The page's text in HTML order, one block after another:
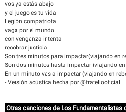
vos ya estás abajo
y el juego es tu vida
Legión compatriota
vaga por el mundo
con venganza intenta
recobrar justicia
Son tres minutos para impactar(viajando en
Son dos minutos hasta impactar (viajando en
En un minuto vas a impactar (viajando en
- Versión acústica hecha por @fratellooficial
Otras canciones de Los Fundamentalistas